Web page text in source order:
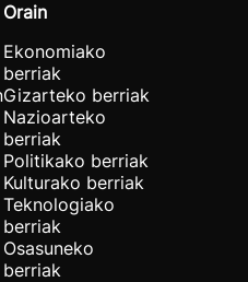
Orain
Ekonomiako
berriak
Gizarteko berriak
Nazioarteko
berriak
Politikako berriak
Kulturako berriak
Teknologiako
berriak
Osasuneko
berriak